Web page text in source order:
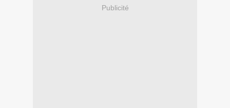
Publicité